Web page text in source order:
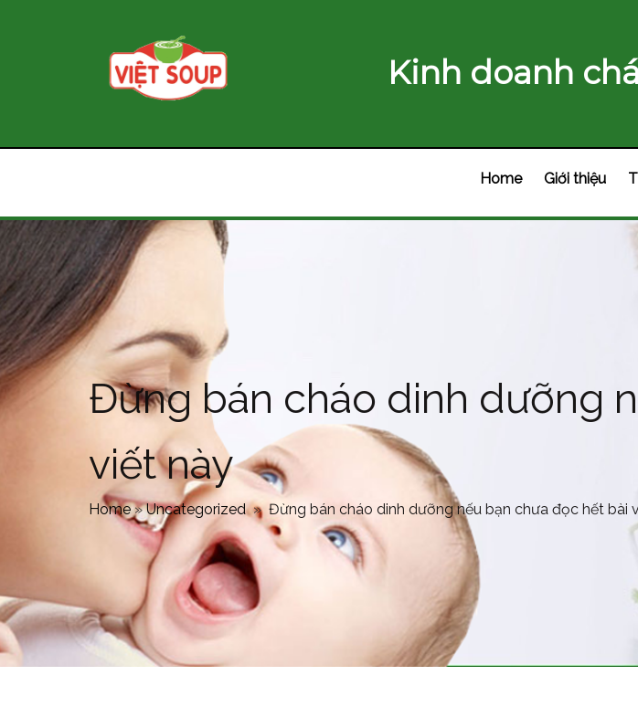
Kinh doanh
Home Giới thiệu
Đừng bán cháo dinh dưỡng
viết này
Home»Uncategorized » Đừng bán cháo dinh dưỡng nếu bạn chưa đọc hết bài